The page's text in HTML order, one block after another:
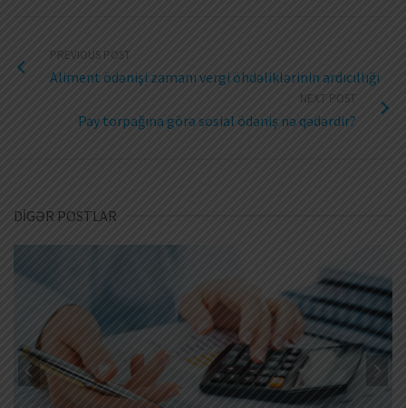
PREVIOUS POST
Aliment ödənişi zamanı vergi öhdəliklərinin ardıcıllığı
NEXT POST
Pay torpağına görə sosial ödəniş nə qədərdir?
DİGƏR POSTLAR